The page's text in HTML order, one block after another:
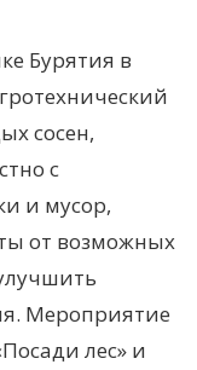
Бурятия в
сосен,
с
и мусор,
от возможных
Мероприятие
лес» и